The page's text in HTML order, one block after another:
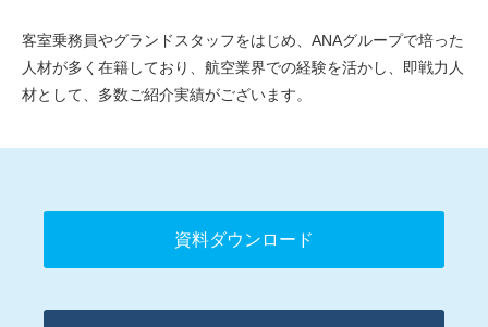
客室乗務員やグランドスタッフをはじめ、ANAグループで培った
人材が多く在籍しており、航空業界での経験を活かし、即戦力人
材として、多数ご紹介実績がございます。
資料ダウンロード